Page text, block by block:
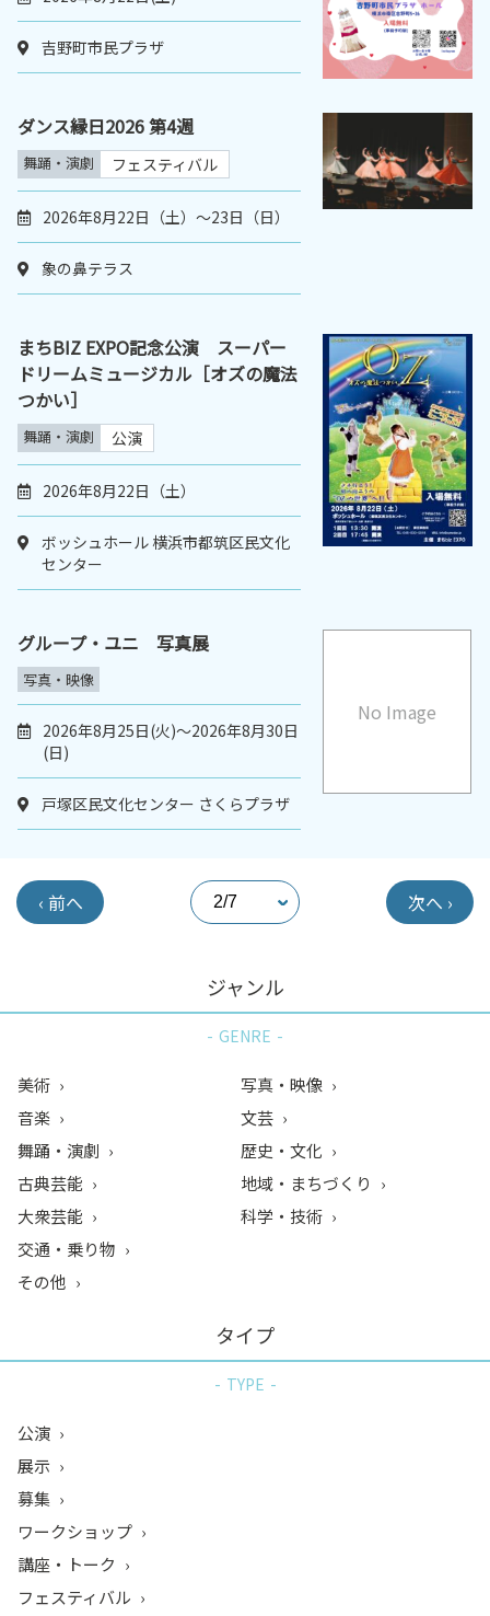
吉野町市民プラザ
ダンス縁日2026 第4週
舞踊・演劇 フェスティバル
2026年8月22日（土）〜23日（日）
象の鼻テラス
まちBIZ EXPO記念公演 スーパー
ドリームミュージカル［オズの魔法
つかい］
舞踊・演劇 公演
2026年8月22日（土）
ボッシュホール 横浜市都筑区民文化
センター
No Image
グループ・ユニ 写真展
写真・映像
2026年8月25日(火)～2026年8月30日
(日)
戸塚区民文化センター さくらプラザ
‹ 前へ 次へ ›
ジャンル
GENRE
美術
音楽
舞踊・演劇
古典芸能
大衆芸能
写真・映像
文芸
歴史・文化
地域・まちづくり
科学・技術
交通・乗り物
その他
タイプ
TYPE
公演
展示
募集
ワークショップ
講座・トーク
フェスティバル